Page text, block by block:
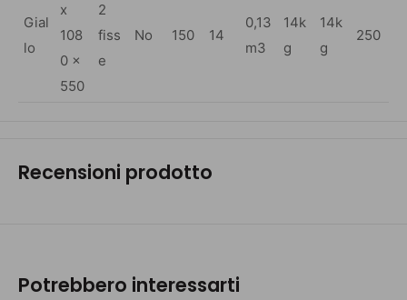
Gial
lo
x
108
0 x
550
2
fiss
e
No 150 14
0,13
m3
14k
g
14k
g
250
Recensioni prodotto
Potrebbero interessarti